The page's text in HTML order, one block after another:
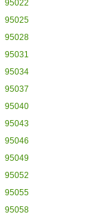
95022
95025
95028
95031
95034
95037
95040
95043
95046
95049
95052
95055
95058